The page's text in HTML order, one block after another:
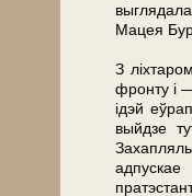
Мацея
З
фронту і
ідэй
выйдзе